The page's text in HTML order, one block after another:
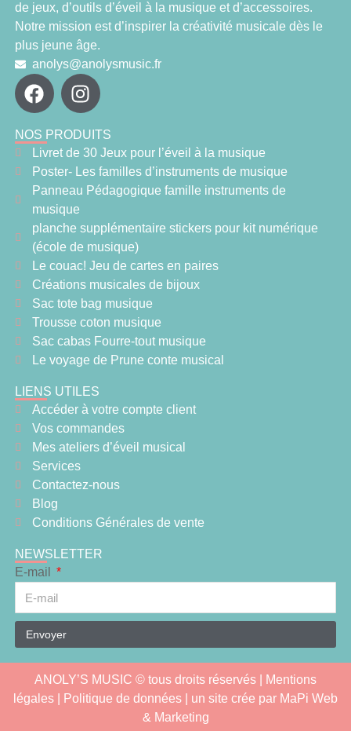
de jeux, d’outils d’éveil à la musique et d’accessoires.
Notre mission est d’inspirer la créativité musicale dès le
plus jeune âge.
anolys@anolysmusic.fr
NOS PRODUITS
Livret de 30 Jeux pour l’éveil à la musique
Poster- Les familles d’instruments de musique
Panneau Pédagogique famille instruments de
musique
planche supplémentaire stickers pour kit numérique
(école de musique)
Le couac! Jeu de cartes en paires
Créations musicales de bijoux
Sac tote bag musique
Trousse coton musique
Sac cabas Fourre-tout musique
Le voyage de Prune conte musical
LIENS UTILES
Accéder à votre compte client
Vos commandes
Mes ateliers d’éveil musical
Services
Contactez-nous
Blog
Conditions Générales de vente
NEWSLETTER
E-mail
Envoyer
ANOLY’S MUSIC © tous droits réservés |
Mentions
légales | Politique de données | un site crée par MaPi Web
& Marketing